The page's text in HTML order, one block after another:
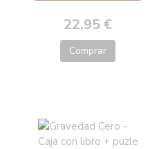
22,95 €
Comprar